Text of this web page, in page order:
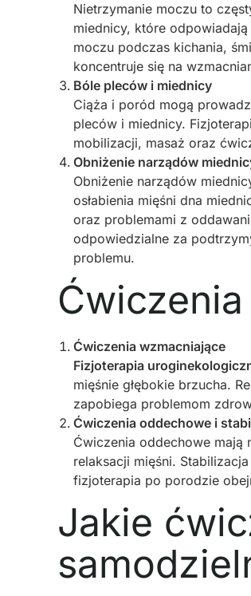
Nietrzymanie moczu to
miednicy, które
moczu podczas kichania,
koncentruje się na
Bóle pleców i miednicy
Ciąża i poród mogą
pleców i miednicy.
mobilizacji, masaż oraz
Obniżenie narządów
Obniżenie narządów
osłabienia mięśni dna
oraz problemami z
odpowiedzialne za
problemu.
Ćwiczenia wzmacniające
Fizjoterapia
mięśnie głębokie brzucha.
zapobiega problemom
Ćwiczenia oddechowe i
Ćwiczenia oddechowe mają
relaksacji mięśni.
fizjoterapia po porodzie
Jakie